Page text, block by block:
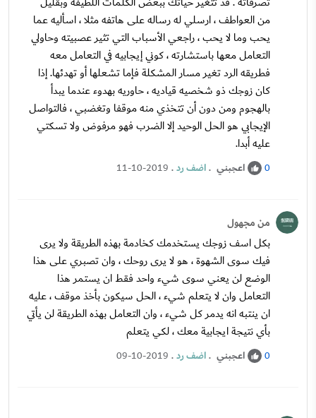
من العواطف ، ارسلي له رساله على هاتفه مثلا ، اسأليه عما
يحب وما لا يحب ، راجعي الأسباب التي تثير عصبيته وحاولي
التعامل معها باستشارته ، كوني إيجابيه في التعامل معه
فطريقه الرد تغير مسار المشكلة فإما تشعلها أو تهدئها. إذا
كان زوجك ذو شخصيه قياديه ، حاوريه بهدوء عندما يبدأ
بالهجوم ومن دون أن تتخذي منه موقفا وتغضبي ، فالتواصل
الإيجابي هو الحل الوحيد إلا الضرب فهو مرفوض ولا تسكتي
عليه أبدا.
0 اعجبني .اضف رد.
11-10-2019
من مجهول
بكل اسف زوجك يستخدمك كخادمة بهذه الطريقة ولا يرى
فيك سوى الشهوة ، هو لا يرى روحك ، وان تصبري على هذا
الوضع لن يعني سوى شيء واحد فقط ان يستمر هذا
التعامل وان لا يتعلم شيء ، الحل سيكون بأخذ موقف ، عليه
ان ينتبه انه يدمر كل شيء ، وان التعامل بهذه الطريقة لن يأتي
بأي نتيجة ايجابية معك ، لكي يتعلم
0 اعجبني .اضف رد.
09-10-2019